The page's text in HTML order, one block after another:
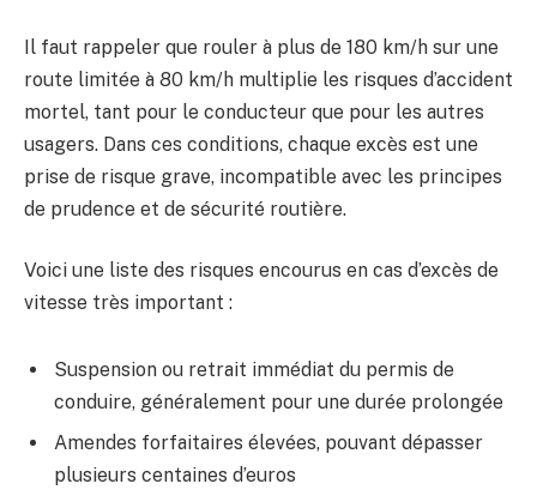
Il faut rappeler que rouler à plus de 180 km/h sur une
route limitée à 80 km/h multiplie les risques d’accident
mortel, tant pour le conducteur que pour les autres
usagers. Dans ces conditions, chaque excès est une
prise de risque grave, incompatible avec les principes
de prudence et de sécurité routière.
Voici une liste des risques encourus en cas d’excès de
vitesse très important :
Suspension ou retrait immédiat du permis de
conduire, généralement pour une durée prolongée
Amendes forfaitaires élevées, pouvant dépasser
plusieurs centaines d’euros